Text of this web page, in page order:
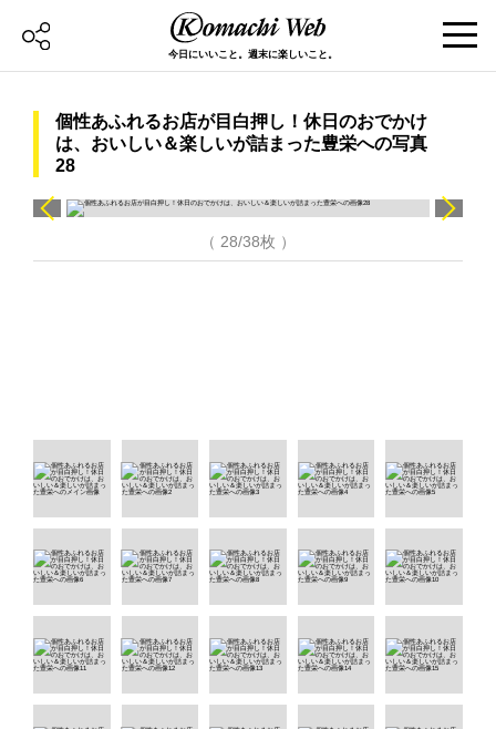
今日にいいこと。週末に楽しいこと。
個性あふれるお店が目白押し！休日のおでかけ
は、おいしい＆楽しいが詰まった豊栄への写真
28
（ 28/38枚 ）